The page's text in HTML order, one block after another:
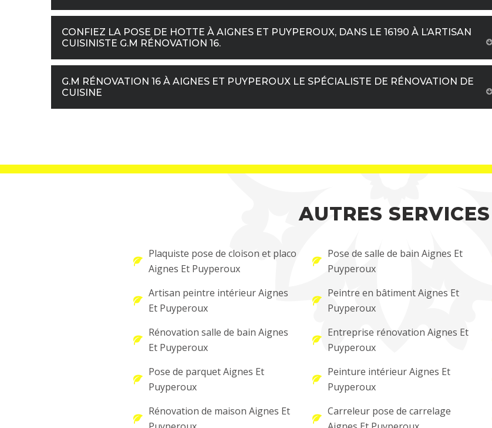
CONFIEZ LA POSE DE HOTTE À AIGNES ET PUYPEROUX, DANS LE 16190 À L’ARTISAN
CUISINISTE G.M RÉNOVATION 16.
G.M RÉNOVATION 16 À AIGNES ET PUYPEROUX LE SPÉCIALISTE DE RÉNOVATION DE
CUISINE
AUTRES SERVICES
Plaquiste pose de cloison et placo
Aignes Et Puyperoux
Artisan peintre intérieur Aignes
Et Puyperoux
Rénovation salle de bain Aignes
Et Puyperoux
Pose de parquet Aignes Et
Puyperoux
Rénovation de maison Aignes Et
Pose de salle de bain Aignes Et
Puyperoux
Peintre en bâtiment Aignes Et
Puyperoux
Entreprise rénovation Aignes Et
Puyperoux
Peinture intérieur Aignes Et
Puyperoux
Carreleur pose de carrelage